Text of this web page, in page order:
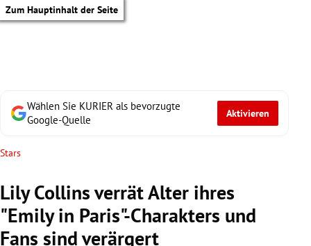
Zum Hauptinhalt der Seite
Wählen Sie KURIER als bevorzugte
Google-Quelle
Aktivieren
Stars
Lily Collins verrät Alter ihres
"Emily in Paris"-Charakters und
Fans sind verärgert